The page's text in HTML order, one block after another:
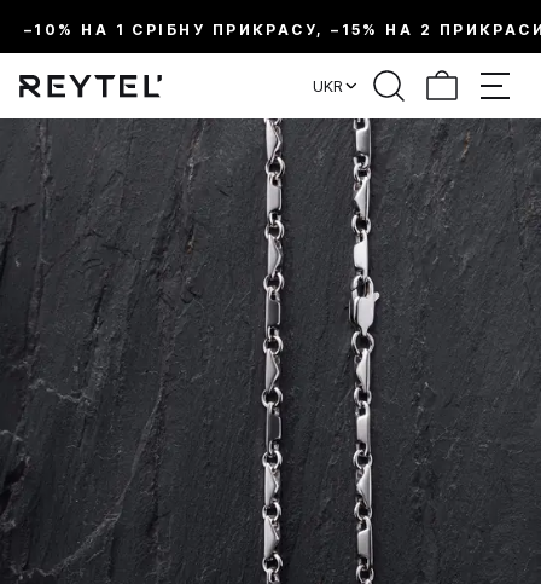
–10% НА 1 СРІБНУ ПРИКРАСУ, –15% НА 2
UKR